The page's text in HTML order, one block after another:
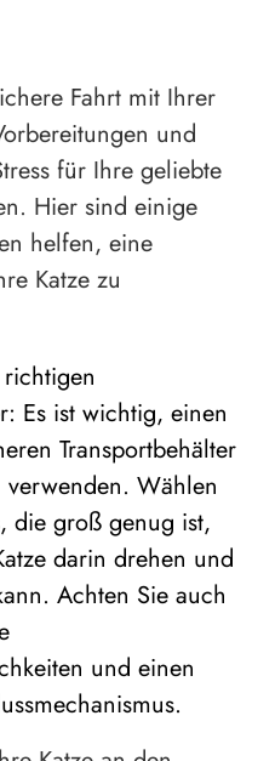
Fahrt mit Ihrer
und
für Ihre geliebte
Hier sind einige
helfen, eine
Katze zu
Es ist wichtig, einen
Transportbehälter
Wählen
die groß genug ist,
darin drehen und
Achten Sie auch
und einen